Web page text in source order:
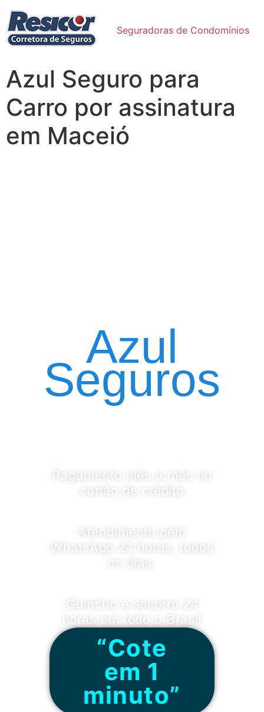
Seguradoras de Condomínios
Azul Seguro para
Carro por assinatura
em Maceió
Azul
Seguros
Pagamento mês à mês no
cartão de crédito
Atendimento pelo
WhatsApp 24 horas, todos
os dias.
Guincho e socorro 24
horas em todo o Brasil
“Cote
em 1
minuto”